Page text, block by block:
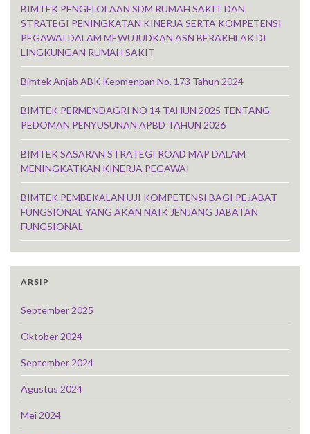
BIMTEK PENGELOLAAN SDM RUMAH SAKIT DAN
STRATEGI PENINGKATAN KINERJA SERTA KOMPETENSI
PEGAWAI DALAM MEWUJUDKAN ASN BERAKHLAK DI
LINGKUNGAN RUMAH SAKIT
Bimtek Anjab ABK Kepmenpan No. 173 Tahun 2024
BIMTEK PERMENDAGRI NO 14 TAHUN 2025 TENTANG
PEDOMAN PENYUSUNAN APBD TAHUN 2026
BIMTEK SASARAN STRATEGI ROAD MAP DALAM
MENINGKATKAN KINERJA PEGAWAI
BIMTEK PEMBEKALAN UJI KOMPETENSI BAGI PEJABAT
FUNGSIONAL YANG AKAN NAIK JENJANG JABATAN
FUNGSIONAL
ARSIP
September 2025
Oktober 2024
September 2024
Agustus 2024
Mei 2024